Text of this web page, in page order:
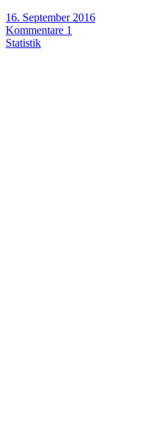
16. September 2016
Kommentare 1
Statistik